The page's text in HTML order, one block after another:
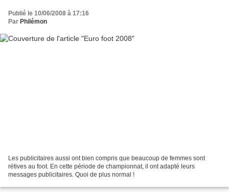
Publié le 10/06/2008 à 17:16
Par Philémon
Les publicitaires aussi ont bien compris que beaucoup de femmes sont
rétives au foot. En cette période de championnat, il ont adapté leurs
messages publicitaires. Quoi de plus normal !